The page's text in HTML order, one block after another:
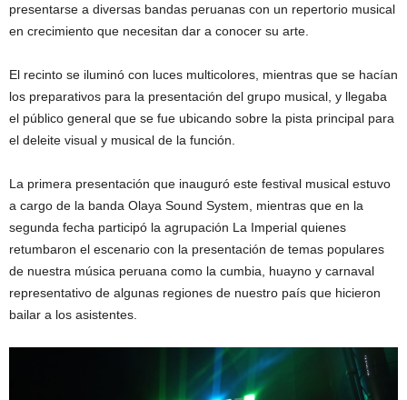
presentarse a diversas bandas peruanas con un repertorio musical
en crecimiento que necesitan dar a conocer su arte.
El recinto se iluminó con luces multicolores, mientras que se hacían
los preparativos para la presentación del grupo musical, y llegaba
el público general que se fue ubicando sobre la pista principal para
el deleite visual y musical de la función.
La primera presentación que inauguró este festival musical estuvo
a cargo de la banda Olaya Sound System, mientras que en la
segunda fecha participó la agrupación La Imperial quienes
retumbaron el escenario con la presentación de temas populares
de nuestra música peruana como la cumbia, huayno y carnaval
representativo de algunas regiones de nuestro país que hicieron
bailar a los asistentes.